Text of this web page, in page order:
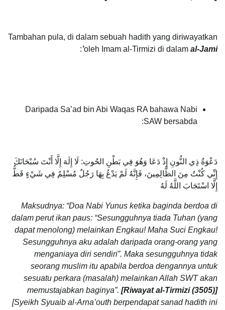
Tambahan pula, di dalam sebuah hadith yang diriwayatkan
oleh Imam al-Tirmizi di dalam al-Jami’
:
Daripada Sa’ad bin Abi Waqas RA bahawa Nabi
SAW bersabda:
دَعْوَةُ ذِي النُّونِ إِذْ دَعَا وَهُوَ فِي بَطْنِ الحُوتِ: لَا إِلَهَ إِلَّا أَنْتَ سُبْحَانَكَ
إِنِّي كُنْتُ مِنَ الظَّالِمِينَ، فَإِنَّهُ لَمْ يَدْعُ بِهَا رَجُلٌ مُسْلِمٌ فِي شَيْءٍ قَطُّ
إِلَّا اسْتَجَابَ اللَّهُ لَهُ
Maksudnya: “Doa Nabi Yunus ketika baginda berdoa di
dalam perut ikan paus: “Sesungguhnya tiada Tuhan (yang
dapat menolong) melainkan Engkau! Maha Suci Engkau!
Sesungguhnya aku adalah daripada orang-orang yang
menganiaya diri sendiri”. Maka sesungguhnya tidak
seorang muslim itu apabila berdoa dengannya untuk
sesuatu perkara (masalah) melainkan Allah SWT akan
memustajabkan baginya”. [Riwayat al-Tirmizi (3505)]
[Syeikh Syuaib al-Arna’outh berpendapat sanad hadith ini